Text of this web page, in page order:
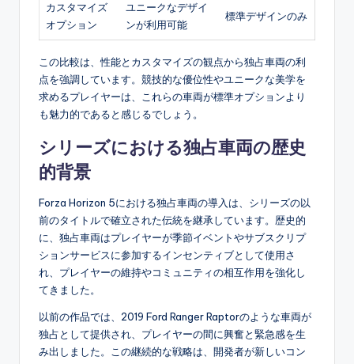
カスタマイズ
オプション
ユニークなデザイ
ンが利用可能
標準デザインのみ
この比較は、性能とカスタマイズの観点から独占車両の利
点を強調しています。競技的な優位性やユニークな美学を
求めるプレイヤーは、これらの車両が標準オプションより
も魅力的であると感じるでしょう。
シリーズにおける独占車両の歴史
的背景
Forza Horizon 5における独占車両の導入は、シリーズの以
前のタイトルで確立された伝統を継承しています。歴史的
に、独占車両はプレイヤーが季節イベントやサブスクリプ
ションサービスに参加するインセンティブとして使用さ
れ、プレイヤーの維持やコミュニティの相互作用を強化し
てきました。
以前の作品では、2019 Ford Ranger Raptorのような車両が
独占として提供され、プレイヤーの間に興奮と緊急感を生
み出しました。この継続的な戦略は、開発者が新しいコン